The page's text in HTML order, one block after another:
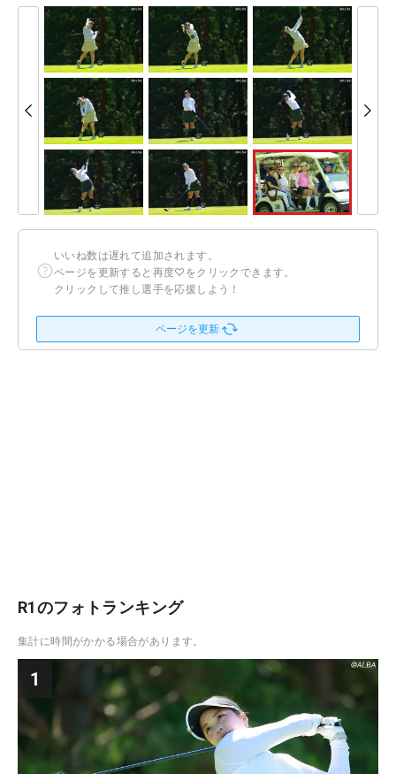
いいね数は遅れて追加されます。
ページを更新すると再度♡をクリックできます。
クリックして推し選手を応援しよう！
ページを更新
R1のフォトランキング
集計に時間がかかる場合があります。
1